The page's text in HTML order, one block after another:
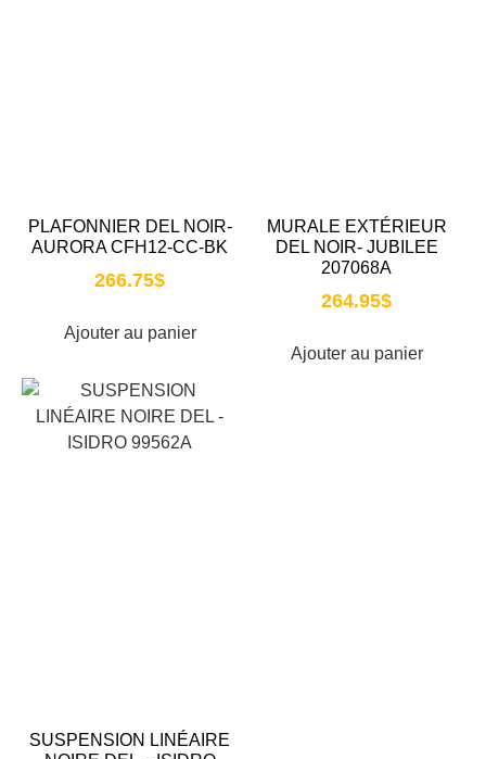
PLAFONNIER DEL NOIR-
AURORA CFH12-CC-BK
266.75$
Ajouter au panier
MURALE EXTÉRIEUR
DEL NOIR- JUBILEE
207068A
264.95$
Ajouter au panier
SUSPENSION LINÉAIRE